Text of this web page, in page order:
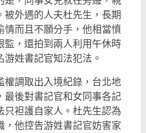
被外遇的人夫杜先生，長期
情而且不願分手，他相當憤
監，還拍到兩人利用午休時
姓書記官知法犯法。
權調取出入境紀錄，台北地
最後對書記官和女同事各記
只袒護自家人。杜先生認為
，他控告游姓書記官妨害家